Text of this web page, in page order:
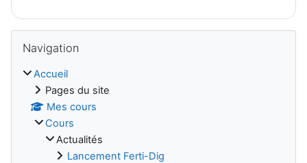
Blocs
Navigation
Accueil
Pages du site
Mes cours
Cours
Actualités
Lancement Ferti-Dig